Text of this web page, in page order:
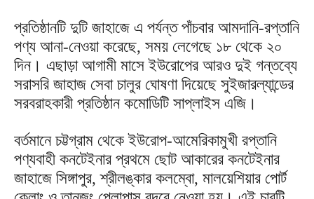
প্রতিষ্ঠানটি দুটি জাহাজে এ পর্যন্ত পাঁচবার আমদানি-রপ্তানি
পণ্য আনা-নেওয়া করেছে, সময় লেগেছে ১৮ থেকে ২০
দিন। এছাড়া আগামী মাসে ইউরোপের আরও দুই গন্তব্যে
সরাসরি জাহাজ সেবা চালুর ঘোষণা দিয়েছে সুইজারল্যান্ডের
সরবরাহকারী প্রতিষ্ঠান কমোডিটি সাপ্লাইস এজি।
বর্তমানে চট্টগ্রাম থেকে ইউরোপ-আমেরিকামুখী রপ্তানি
পণ্যবাহী কনটেইনার প্রথমে ছোট আকারের কনটেইনার
জাহাজে সিঙ্গাপুর, শ্রীলঙ্কার কলম্বো, মালয়েশিয়ার পোর্ট